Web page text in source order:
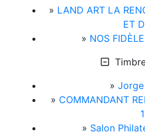
» LAND ART LA
ET
» NOS
» Jorge
» COMMANDANT
» Salon